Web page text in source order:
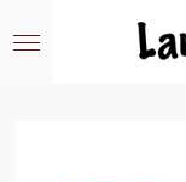
au